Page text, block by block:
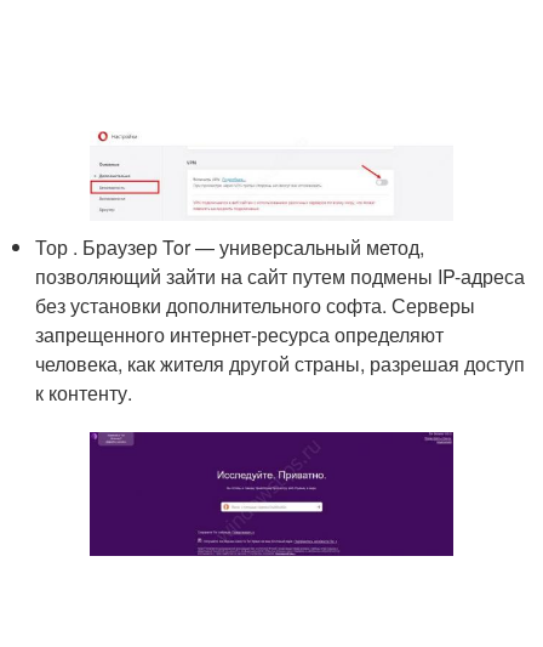
Тор . Браузер Tor — универсальный метод,
позволяющий зайти на сайт путем подмены IP-адреса
без установки дополнительного софта. Серверы
запрещенного интернет-ресурса определяют
человека, как жителя другой страны, разрешая доступ
к контенту.